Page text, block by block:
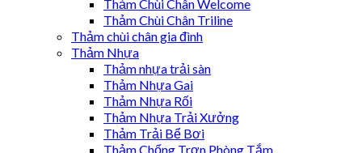
Thảm Chùi Chân Welcome
Thảm Chùi Chân Triline
Thảm chùi chân gia đình
Thảm Nhựa
Thảm nhựa trải sàn
Thảm Nhựa Gai
Thảm Nhựa Rối
Thảm Nhựa Trải Xưởng
Thảm Trải Bể Bơi
Thảm Chống Trơn Phòng Tắm